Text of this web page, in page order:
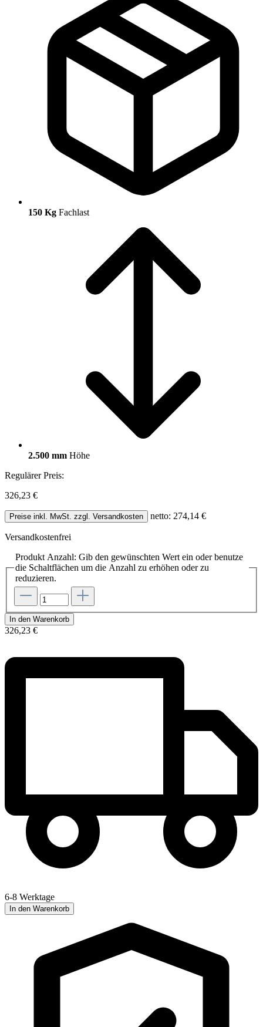
150 Kg Fachlast
2.500 mm Höhe
Regulärer Preis:
326,23 €
Preise inkl. MwSt. zzgl. Versandkosten netto: 274,14 €
Versandkostenfrei
Produkt Anzahl: Gib den gewünschten Wert ein oder benutze
die Schaltflächen um die Anzahl zu erhöhen oder zu
reduzieren.
In den Warenkorb
326,23 €
6-8 Werktage
In den Warenkorb